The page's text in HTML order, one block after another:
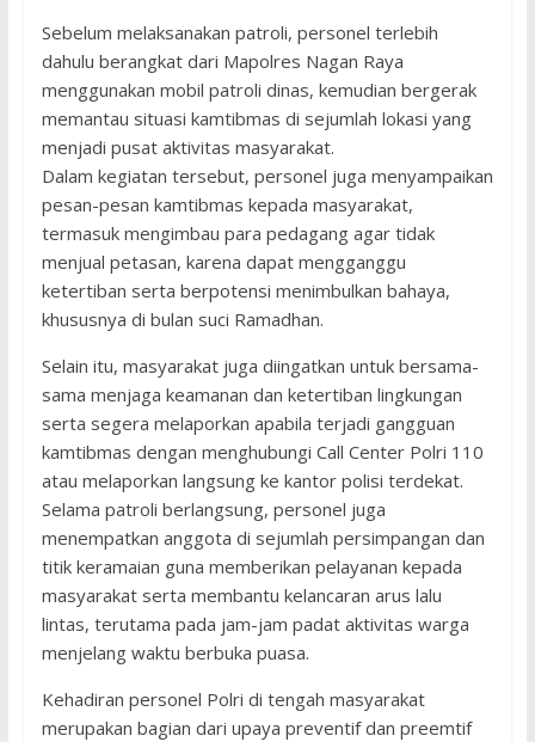
Sebelum melaksanakan patroli, personel terlebih
dahulu berangkat dari Mapolres Nagan Raya
menggunakan mobil patroli dinas, kemudian bergerak
memantau situasi kamtibmas di sejumlah lokasi yang
menjadi pusat aktivitas masyarakat.
Dalam kegiatan tersebut, personel juga menyampaikan
pesan-pesan kamtibmas kepada masyarakat,
termasuk mengimbau para pedagang agar tidak
menjual petasan, karena dapat mengganggu
ketertiban serta berpotensi menimbulkan bahaya,
khususnya di bulan suci Ramadhan.
Selain itu, masyarakat juga diingatkan untuk bersama-
sama menjaga keamanan dan ketertiban lingkungan
serta segera melaporkan apabila terjadi gangguan
kamtibmas dengan menghubungi Call Center Polri 110
atau melaporkan langsung ke kantor polisi terdekat.
Selama patroli berlangsung, personel juga
menempatkan anggota di sejumlah persimpangan dan
titik keramaian guna memberikan pelayanan kepada
masyarakat serta membantu kelancaran arus lalu
lintas, terutama pada jam-jam padat aktivitas warga
menjelang waktu berbuka puasa.
Kehadiran personel Polri di tengah masyarakat
merupakan bagian dari upaya preventif dan preemtif